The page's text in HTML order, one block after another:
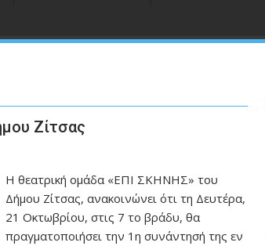
Ζίτσας
Η θεατρική ομάδα «ΕΠΙ ΣΚΗΝΗΣ» του
Δήμου Ζίτσας, ανακοινώνει ότι τη Δευτέρα,
21 Οκτωβρίου, στις 7 το βράδυ, θα
πραγματοποιήσει την 1η συνάντησή της εν